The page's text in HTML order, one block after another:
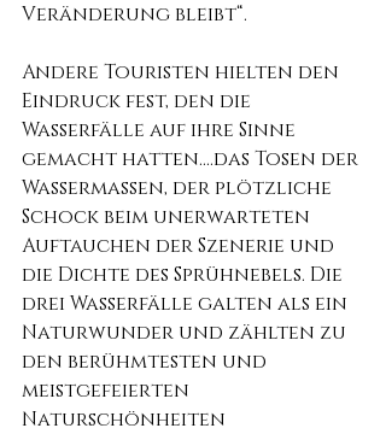
Veränderung bleibt“.
Andere Touristen hielten den
Eindruck fest, den die
Wasserfälle auf ihre Sinne
gemacht hatten….das Tosen der
Wassermassen, der plötzliche
Schock beim unerwarteten
Auftauchen der Szenerie und
die Dichte des Sprühnebels. Die
drei Wasserfälle galten als ein
Naturwunder und zählten zu
den berühmtesten und
meistgefeierten
Naturschönheiten